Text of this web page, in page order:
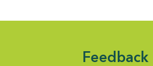
Feedback